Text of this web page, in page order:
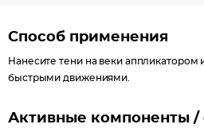
Способ применения
Нанесите тени на веки
быстрыми движениями.
Активные компоненты /